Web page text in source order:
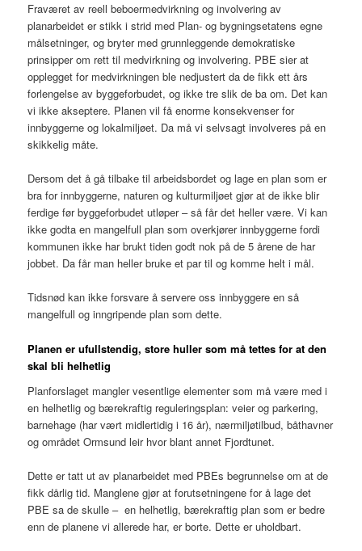
Fraværet av reell beboermedvirkning og involvering av
planarbeidet er stikk i strid med Plan- og bygningsetatens egne
målsetninger, og bryter med grunnleggende demokratiske
prinsipper om rett til medvirkning og involvering. PBE sier at
opplegget for medvirkningen ble nedjustert da de fikk ett års
forlengelse av byggeforbudet, og ikke tre slik de ba om. Det kan
vi ikke akseptere. Planen vil få enorme konsekvenser for
innbyggerne og lokalmiljøet. Da må vi selvsagt involveres på en
skikkelig måte.
Dersom det å gå tilbake til arbeidsbordet og lage en plan som er
bra for innbyggerne, naturen og kulturmiljøet gjør at de ikke blir
ferdige før byggeforbudet utløper – så får det heller være. Vi kan
ikke godta en mangelfull plan som overkjører innbyggerne fordi
kommunen ikke har brukt tiden godt nok på de 5 årene de har
jobbet. Da får man heller bruke et par til og komme helt i mål.
Tidsnød kan ikke forsvare å servere oss innbyggere en så
mangelfull og inngripende plan som dette.
Planen er ufullstendig, store huller som må tettes for at den
skal bli helhetlig
Planforslaget mangler vesentlige elementer som må være med i
en helhetlig og bærekraftig reguleringsplan: veier og parkering,
barnehage (har vært midlertidig i 16 år), nærmiljøtilbud, båthavner
og området Ormsund leir hvor blant annet Fjordtunet.
Dette er tatt ut av planarbeidet med PBEs begrunnelse om at de
fikk dårlig tid. Manglene gjør at forutsetningene for å lage det
PBE sa de skulle – en helhetlig, bærekraftig plan som er bedre
enn de planene vi allerede har, er borte. Dette er uholdbart.